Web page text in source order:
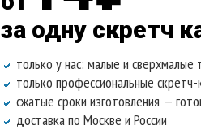
за одну скретч
только у нас: малые и сверхмалые
только профессиональные скретч-
сжатые сроки изготовления —
доставка по Москве и России